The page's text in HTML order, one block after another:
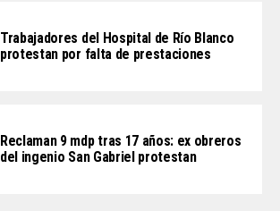
Trabajadores del Hospital de Río Blanco
protestan por falta de prestaciones
Reclaman 9 mdp tras 17 años: ex obreros
del ingenio San Gabriel protestan